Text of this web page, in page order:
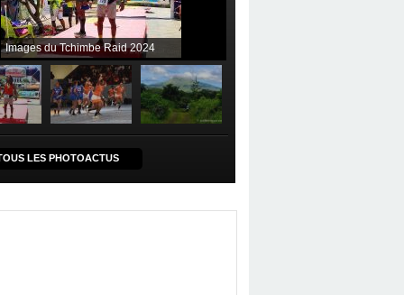
Images du Tchimbe Raid 2024
LES PHOTOACTUS